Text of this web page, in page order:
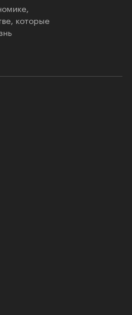
которые